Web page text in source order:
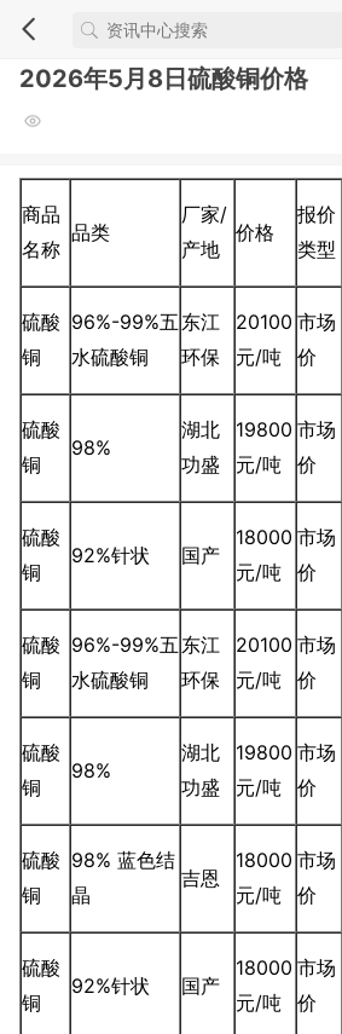
2026年5月8日硫酸铜价格
商品
名称
品类
厂家/
产地
价格
报价
类型
硫酸
铜
96%-99%五
水硫酸铜
东江
环保
20100
元/吨
市场
价
硫酸
铜
98%
湖北
功盛
19800
元/吨
市场
价
硫酸
铜
92%针状 国产
18000
元/吨
市场
价
硫酸
铜
96%-99%五
水硫酸铜
东江
环保
20100
元/吨
市场
价
硫酸
铜
98%
湖北
功盛
19800
元/吨
市场
价
硫酸
铜
98% 蓝色结
晶
吉恩
18000
元/吨
市场
价
硫酸
铜
92%针状 国产
18000
元/吨
市场
价